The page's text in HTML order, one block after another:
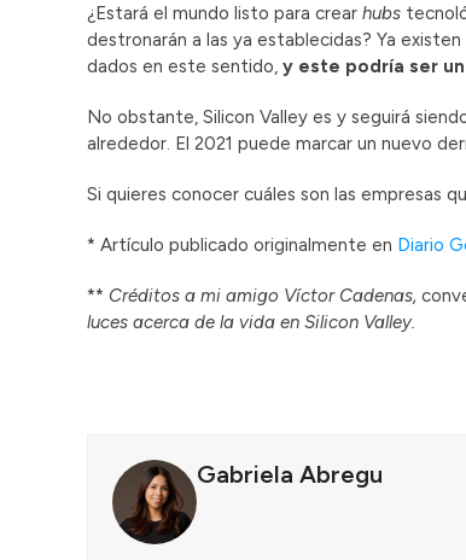
¿Estará el mundo listo para crear hubs
destronarán a las ya establecidas? Ya
dados en este sentido, y este podría ser
No obstante, Silicon Valley es y seguirá
alrededor. El 2021 puede marcar un nuevo
Si quieres conocer cuáles son las empresas
* Artículo publicado originalmente en Diario
** Créditos a mi amigo Víctor Cadenas,
luces acerca de la vida en Silicon Valley.
Gabriela Abregu